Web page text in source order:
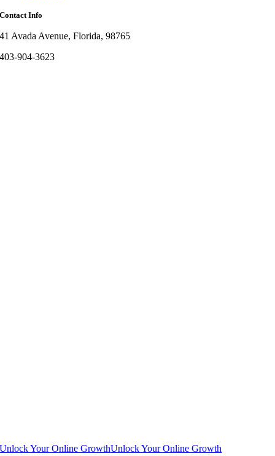
Contact Info
41 Avada Avenue, Florida, 98765
403-904-3623
Unlock Your Online GrowthUnlock Your Online Growth